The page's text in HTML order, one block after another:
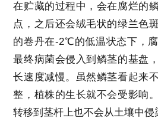
在贮藏的过程中，会在腐烂的
点，之后还会绒毛状的绿兰色
的卷丹在-2℃的低温状态下，腐
最终病菌会侵入到鳞茎的基盘
长速度减慢。虽然鳞茎看起来
整，植株的生长就不会受影响
转移到茎杆上也不会从土壤中侵